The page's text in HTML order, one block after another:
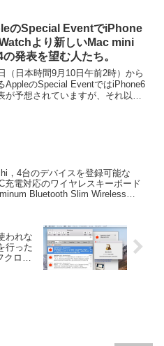
たらMac mini ゴールドとか出ちゃ
詳細は以下から。
のSpecial EventでiPhone
より新しいMac mini
発表を望む人たち。
（日本時間9月10日午前2時）から
AppleのSpecial EventではiPhone6
が予想されていますが、それ以外
，4台のデバイスを登録可能な
充電対応のワイヤレスキーボード
Bluetooth Slim Wireless
われな
行った
クロウ